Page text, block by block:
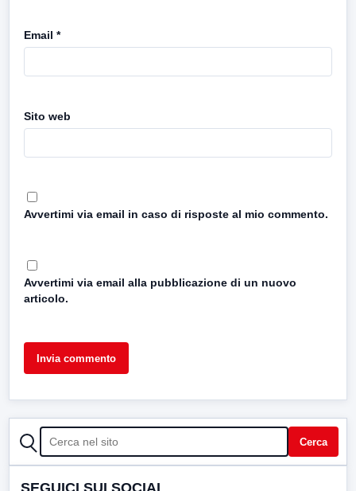
Email *
Sito web
Avvertimi via email in caso di risposte al mio commento.
Avvertimi via email alla pubblicazione di un nuovo
articolo.
CERCA Cerca